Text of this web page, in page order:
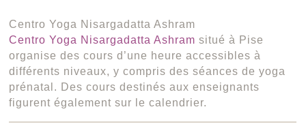
Centro Yoga Nisargadatta Ashram
Centro Yoga Nisargadatta Ashram situé à Pise
organise des cours d’une heure accessibles à
différents niveaux, y compris des séances de yoga
prénatal. Des cours destinés aux enseignants
figurent également sur le calendrier.